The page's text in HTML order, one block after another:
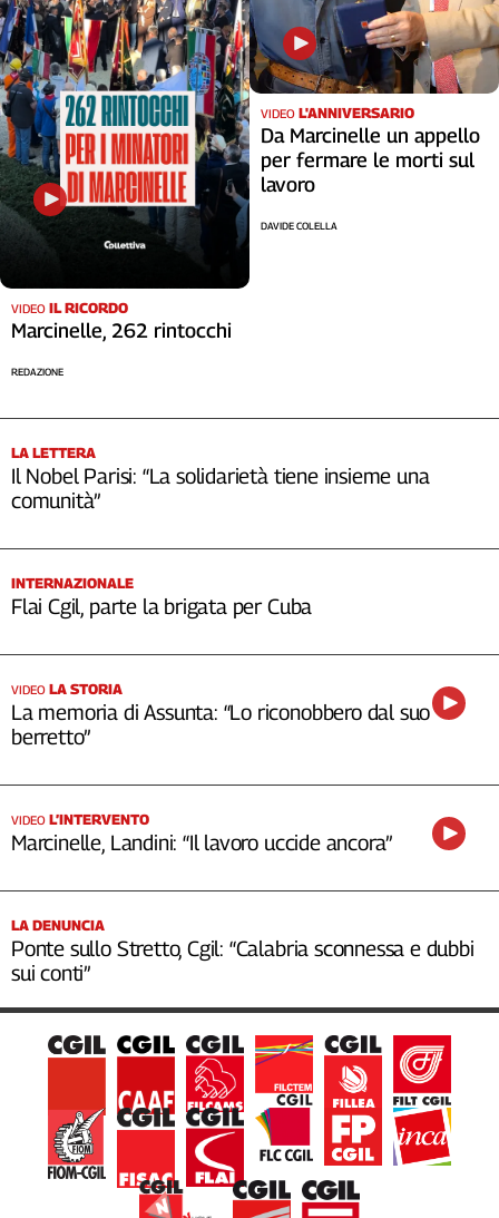
VIDEO IL RICORDO
Marcinelle, 262 rintocchi
REDAZIONE
VIDEO L'ANNIVERSARIO
Da Marcinelle un appello
per fermare le morti sul
lavoro
DAVIDE COLELLA
LA LETTERA
Il Nobel Parisi: “La solidarietà tiene insieme una
comunità”
INTERNAZIONALE
Flai Cgil, parte la brigata per Cuba
VIDEO LA STORIA
La memoria di Assunta: “Lo riconobbero dal suo
berretto”
VIDEO L’INTERVENTO
Marcinelle, Landini: “Il lavoro uccide ancora”
LA DENUNCIA
Ponte sullo Stretto, Cgil: “Calabria sconnessa e dubbi
sui conti”